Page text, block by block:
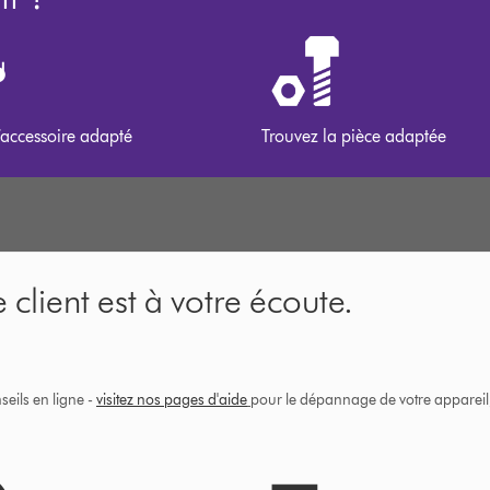
adapté Trouvez la pièce adaptée
est à votre écoute.
en ligne - visitez nos pages d'aide pour le dépannage de votre